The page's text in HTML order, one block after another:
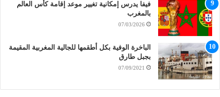
فيفا يدرس إمكانية تغيير موعد إقامة كأس العالم
بالمغرب
07/03/2026
الباخرة الوفية بكل أطقمها للجالية المغربية المقيمة
بجبل طارق
07/09/2021